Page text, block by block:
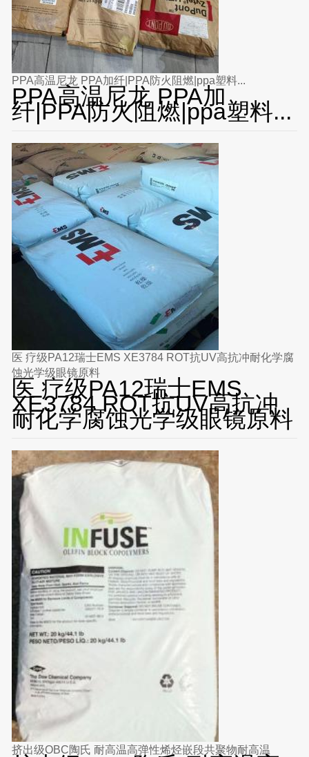
PPA高温尼龙 PPA加纤|PPA防火阻燃|ppa塑料...
PPA高温尼龙 PPA加
纤|PPA防火阻燃|ppa塑料...
医 疗级PA12瑞士EMS XE3784 ROT抗UV高抗冲耐化学腐
蚀光学级眼镜原料
医 疗级PA12瑞士EMS
XE3784 ROT抗UV高抗冲
耐化学腐蚀光学级眼镜原料
挤出级OBC陶氏 耐高温高弹性烯烃嵌段共聚物耐高温